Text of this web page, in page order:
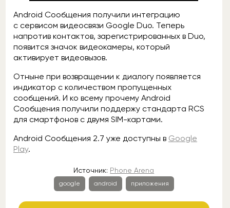
Android Сообщения получили интеграцию
с сервисом видеосвязи Google Duo. Теперь
напротив контактов, зарегистрированных в Duo,
появится значок видеокамеры, который
активирует видеовызов.
Отныне при возвращении к диалогу появляется
индикатор с количеством пропущенных
сообщений. И ко всему прочему Android
Сообщения получили поддержу стандарта RCS
для смартфонов с двумя SIM-картами.
Android Сообщения 2.7 уже доступны в Google
Play.
Источник: Phone Arena
google android приложения